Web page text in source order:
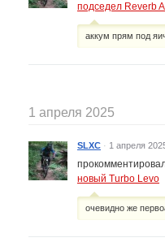
подседел Reverb
аккум прям под
1 апреля 2025
SLXC · 1 апреля
новый Turbo Levo
очевидно же